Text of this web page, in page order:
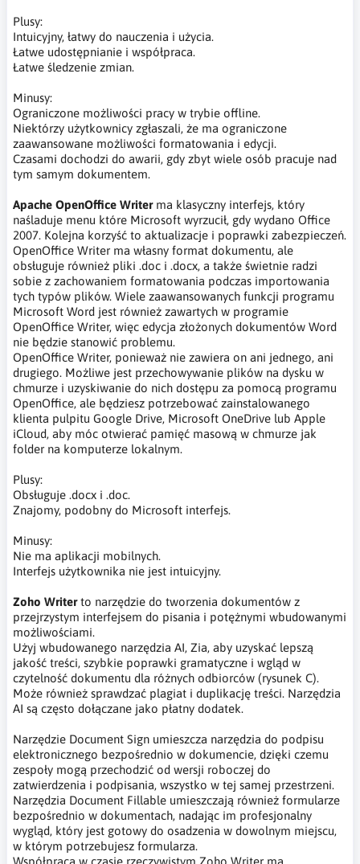
Plusy:
Intuicyjny, łatwy do nauczenia i użycia.
Łatwe udostępnianie i współpraca.
Łatwe śledzenie zmian.
Minusy:
Ograniczone możliwości pracy w trybie offline.
Niektórzy użytkownicy zgłaszali, że ma ograniczone
zaawansowane możliwości formatowania i edycji.
Czasami dochodzi do awarii, gdy zbyt wiele osób pracuje nad
tym samym dokumentem.
Apache OpenOffice Writerma klasyczny interfejs, który
naśladuje menu które Microsoft wyrzucił, gdy wydano Office
2007. Kolejna korzyść to aktualizacje i poprawki zabezpieczeń.
OpenOffice Writer ma własny format dokumentu, ale
obsługuje również pliki .doc i .docx, a także świetnie radzi
sobie z zachowaniem formatowania podczas importowania
tych typów plików. Wiele zaawansowanych funkcji programu
Microsoft Word jest również zawartych w programie
OpenOffice Writer, więc edycja złożonych dokumentów Word
nie będzie stanowić problemu.
OpenOffice Writer, ponieważ nie zawiera on ani jednego, ani
drugiego. Możliwe jest przechowywanie plików na dysku w
chmurze i uzyskiwanie do nich dostępu za pomocą programu
OpenOffice, ale będziesz potrzebować zainstalowanego
klienta pulpitu Google Drive, Microsoft OneDrive lub Apple
iCloud, aby móc otwierać pamięć masową w chmurze jak
folder na komputerze lokalnym.
Plusy:
Obsługuje .docx i .doc.
Znajomy, podobny do Microsoft interfejs.
Minusy:
Nie ma aplikacji mobilnych.
Interfejs użytkownika nie jest intuicyjny.
Zoho Writerto narzędzie do tworzenia dokumentów z
przejrzystym interfejsem do pisania i potężnymi wbudowanymi
możliwościami.
Użyj wbudowanego narzędzia AI, Zia, aby uzyskać lepszą
jakość treści, szybkie poprawki gramatyczne i wgląd w
czytelność dokumentu dla różnych odbiorców (rysunek C).
Może również sprawdzać plagiat i duplikację treści. Narzędzia
AI są często dołączane jako płatny dodatek.
Narzędzie Document Sign umieszcza narzędzia do podpisu
elektronicznego bezpośrednio w dokumencie, dzięki czemu
zespoły mogą przechodzić od wersji roboczej do
zatwierdzenia i podpisania, wszystko w tej samej przestrzeni.
Narzędzia Document Fillable umieszczają również formularze
bezpośrednio w dokumentach, nadając im profesjonalny
wygląd, który jest gotowy do osadzenia w dowolnym miejscu,
w którym potrzebujesz formularza.
Współpraca w czasie rzeczywistym Zoho Writer ma